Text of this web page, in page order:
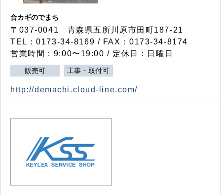
合カギのでまち
〒037-0041 青森県五所川原市田町187-21
TEL：0173-34-8169 / FAX：0173-34-8174
営業時間：9:00〜19:00 / 定休日：日曜日
販売可 工事・取付可
http://demachi.cloud-line.com/